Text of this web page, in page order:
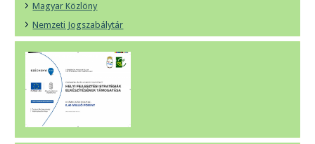
Magyar Közlöny
Nemzeti Jogszabálytár